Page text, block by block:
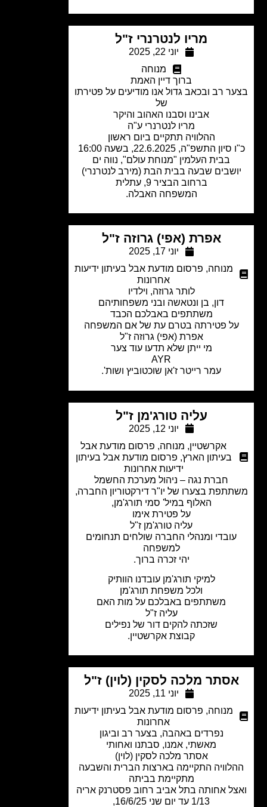
מריו לנטרנרי ז"ל
מנוחה
ברוך דיין האמת
רב ובכאב גדול אנו מודיעים על פטירתו
אבינו וסבנו האהוב והיקר
מריו לנטרנרי ע"ה
ההלוויה תתקיים ביום ראשון
התשפ"ה, 22.6.2025, בשעה 16:00
בבית העלמין "מנוחת עולם", נווה ים
שבעה בבית הבת (מירב לנטרנרי)
ברחוב הבציר 9, עתלית
המשפחה האבלה.
אפרת (אפי) גרוזה ז"ל
מנוחה
פרסום מודעת אבל בעיתון ידיעות
אחרונות
לותר גרוזה, וילדיו
דון, בן ונטאשה ובני משפחותיהם
משתתפים באבלכם הכבד
פטירתה בטרם עת של אם המשפחה
אפרת (אפי) גרוזה ז"ל
מי ייתן שלא תדעו עוד צער
עמר רייטר ז'אן שוכטוביץ ושות'.
עליה טורג'מן ז"ל
אקרשטיין,מנוחה, פרסום מודעת אבל
בעיתון הארץ,פרסום מודעת אבל בעיתון
ידיעות אחרונות
חברת נגה – ניהול מערכת החשמל
בצערו של יו"ר דירקטוריון החברה,
האלוף במיל' סמי תורג'מן,
על פטירת אימו
עליה טורג'מן ז"ל
ומנהלי החברה שולחים תנחומים
למשפחה
יהי זכרה ברוך.
למיקי תורג'מן עובדנו הוותיק
ולכל משפחת תורג'מן
משתתפים באבלכם על מות האם
עליה ז"ל
שזכתה להקים דור של נפילים
קבוצת אקרשטיין.
מלכה לסקין (לוין) ז"ל
מנוחה
פרסום מודעת אבל בעיתון ידיעות
אחרונות
נפרדים באהבה, בצער רב וביגון
מאשתי, אמנו, סבתנו ואחותי
אסתר מלכה לסקין (לוין)
התקיימה בארצות הברית והשבעה
מתקיימת בביתה
אחותה בתל אביב רחוב פסטרנק אריה